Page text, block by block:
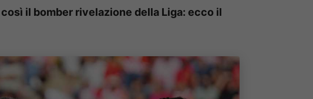
il bomber rivelazione della Liga: ecco il